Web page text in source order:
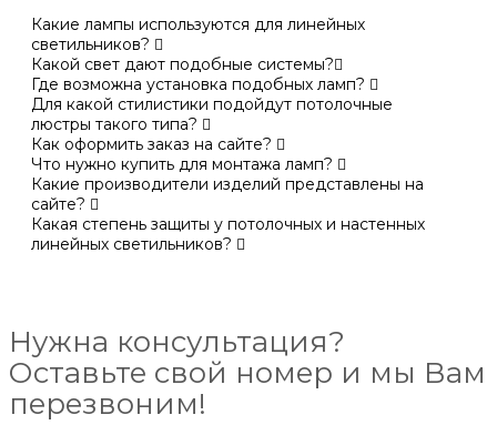
Какие лампы используются для линейных
светильников?
Какой свет дают подобные системы?
Где возможна установка подобных ламп?
Для какой стилистики подойдут потолочные
люстры такого типа?
Как оформить заказ на сайте?
Что нужно купить для монтажа ламп?
Какие производители изделий представлены на
сайте?
Какая степень защиты у потолочных и настенных
линейных светильников?
Нужна консультация?
Оставьте свой номер и мы Вам
перезвоним!